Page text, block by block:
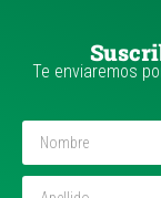
Te enviaremos